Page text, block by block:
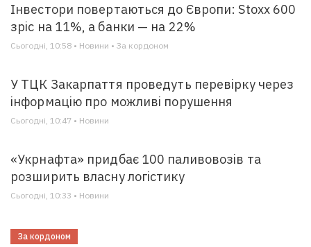
Інвестори повертаються до Європи: Stoxx 600
зріс на 11%, а банки — на 22%
Сьогодні, 10:58 • Новини • За кордоном
У ТЦК Закарпаття проведуть перевірку через
інформацію про можливі порушення
Сьогодні, 10:47 • Новини
«Укрнафта» придбає 100 паливовозів та
розширить власну логістику
Сьогодні, 10:33 • Новини
За кордоном